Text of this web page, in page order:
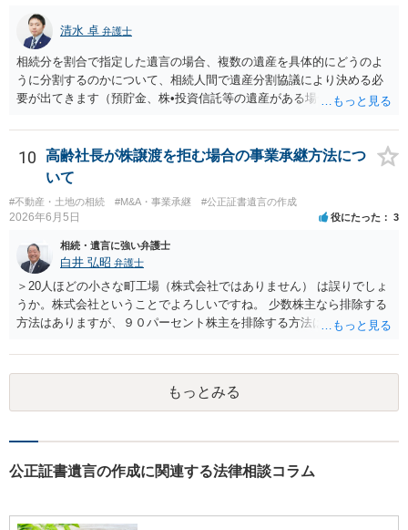
況を報告する義務があるとは限りません。また、親族間で利害対立が
ある可能性がある場合、守秘義務や本人意思確認の観点から、委任状
があるとしても直ちに内容を開示しないこともあり得ます。 公正証書
遺言が作成済みである場合でも、生前にその存在や内容を誰に開示す
るかは、基本的には遺言者本人の意思による問題です。まずは、母親
無・内容について説明してよい」旨を明確に伝えてもらい、委任状の
写しを添付して、期限を区切って書面で回答を求めることが考えられ
ます。それでも回答がない場合には、母親本人の意思能力や真意、兄
による不当な関与の有無も含めて、別の弁護士に資料（遺言書案、委
任状、母親の発言内容、弁護士との連絡履歴、兄とのやり取り等）を
示して相談した方がよいように思います。
清水 卓 弁護士
相続分を割合で指定した遺言の場合、複数の遺産を具体的にどうのよ
うに分割するのかについて、相続人間で遺産分割協議により決める必
要が出てきます（預貯金、株•投資信託等の遺産がある場合に、どの遺
投資信託は他の相続人にというような分け方をするのか等について
は、相続人間で遺産分割協議により決める必要があります）。
10
高齢社長が株譲渡を拒む場合の事業承継方法につ
いて
#不動産・土地の相続 #M&A・事業承継 #公正証書遺言の作成
2026年6月5日 役にたった 3
相続・遺言に強い弁護士
白井 弘昭 弁護士
＞20人ほどの小さな町工場（株式会社ではありません） は誤りでしょ
うか。株式会社ということでよろしいですね。 少数株主なら排除する
方法はありますが、９０パーセント株主を排除する方法は現実的にあ
るか、家族を説得して承継させるかしかないでしょう。 また、出資者
がいれば、全員で会社を辞めて新たな会社を立ち上げることも考えら
れます。 それか、しばらく我慢して、社長が没した後に相続人から承
継させるしかないように思えます。 私見ながらご参考まで。
もっとみる
公正証書遺言の作成に関連する法律相談コラム